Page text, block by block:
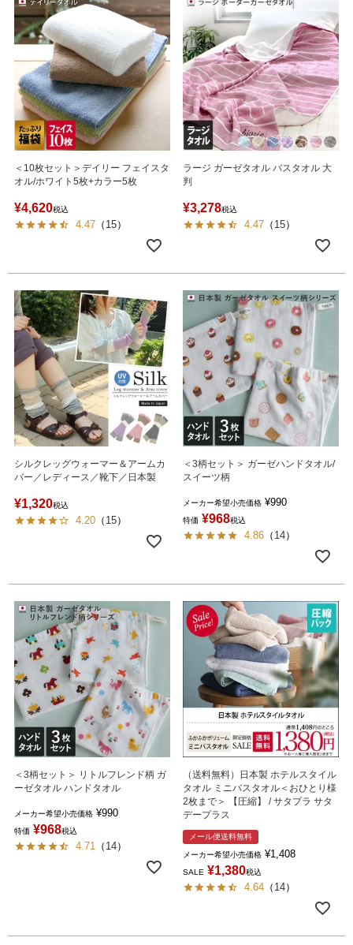
＜10枚セット＞デイリー フェイスタ
オル/ホワイト5枚+カラー5枚
¥4,620税込
4.47 （ 15）
ラージ ガーゼタオル バスタオル 大
判
¥3,278税込
4.47 （ 15）
シルクレッグウォーマー＆アームカ
バー／レディース／靴下／日本製
¥1,320税込
4.20 （ 15）
＜3柄セット＞ ガーゼハンドタオル/
スイーツ柄
メーカー希望小売価格 ¥990
特価 ¥968税込
4.86 （ 14）
＜3柄セット＞ リトルフレンド柄 ガ
ーゼタオル ハンドタオル
メーカー希望小売価格 ¥990
特価 ¥968税込
4.71 （ 14）
（送料無料）日本製 ホテルスタイル
タオル ミニバスタオル＜おひとり様
2枚まで＞ 【圧縮】 / サタプラ サタ
デープラス
メール便送料無料
メーカー希望小売価格 ¥1,408
SALE ¥1,380税込
4.64 （ 14）